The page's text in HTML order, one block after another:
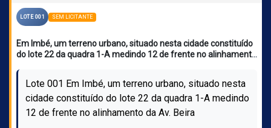
LOTE 001 SEM LICITANTE
Em Imbé, um terreno urbano, situado nesta cidade constituído
do lote 22 da quadra 1-A medindo 12 de frente no alinhamento
Lote 001 Em Imbé, um terreno urbano, situado nesta
cidade constituído do lote 22 da quadra 1-A medindo
12 de frente no alinhamento da Av. Beira